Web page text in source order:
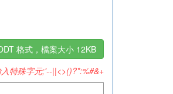
格式，檔案大小 12KB
特殊字元;'--||<>()?*:%#&+